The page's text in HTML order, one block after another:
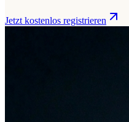
Jetzt kostenlos registrieren